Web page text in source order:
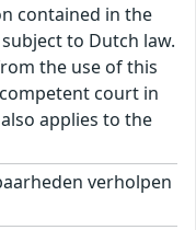
contained in the
to Dutch law.
the use of this
court in
applies to the
verholpen